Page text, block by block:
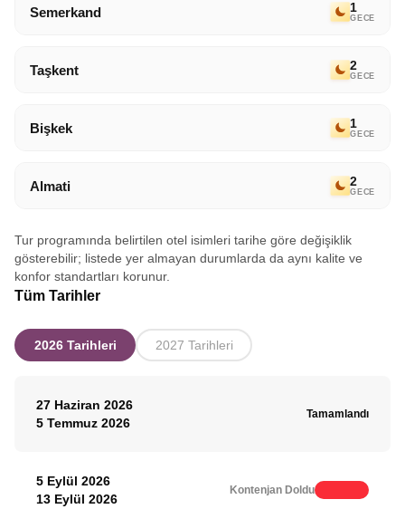
Semerkand 1
GECE
Taşkent 2
GECE
Bişkek 1
GECE
Almati 2
GECE
Tur programında belirtilen otel isimleri tarihe göre değişiklik
gösterebilir; listede yer almayan durumlarda da aynı kalite ve
konfor standartları korunur.
Tüm Tarihler
2026 Tarihleri 2027 Tarihleri
27 Haziran 2026
5 Temmuz 2026
Tamamlandı
5 Eylül 2026
13 Eylül 2026
Kontenjan Doldu